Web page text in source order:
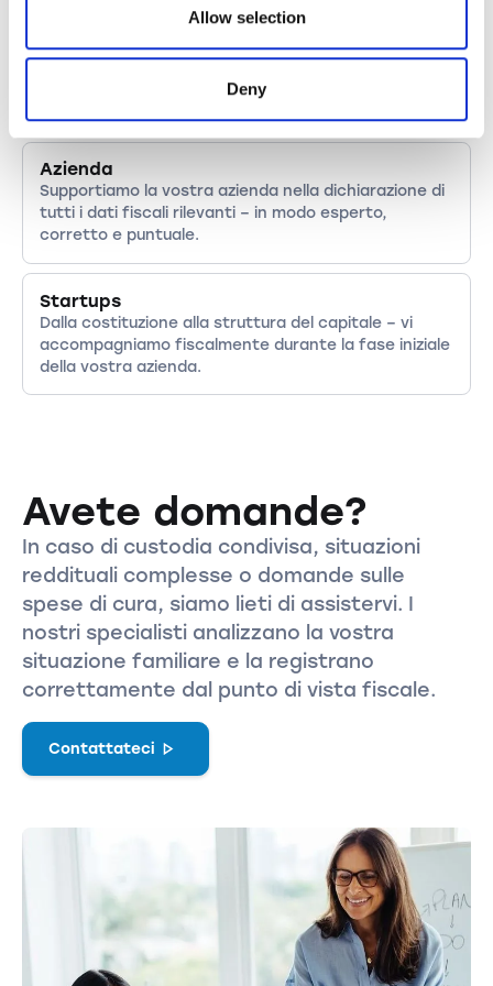
Allow selection
Deny
I lavoratori autonomi beneficiano da noi di una
chiara panoramica: quali spese sono deducibili e
come devono essere registrate correttamente.
Azienda
Supportiamo la vostra azienda nella dichiarazione di
tutti i dati fiscali rilevanti – in modo esperto,
corretto e puntuale.
Startups
Dalla costituzione alla struttura del capitale – vi
accompagniamo fiscalmente durante la fase iniziale
della vostra azienda.
Avete domande?
In caso di custodia condivisa, situazioni
reddituali complesse o domande sulle
spese di cura, siamo lieti di assistervi. I
nostri specialisti analizzano la vostra
situazione familiare e la registrano
correttamente dal punto di vista fiscale.
Contattateci